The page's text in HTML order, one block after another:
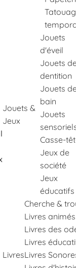
Jouets &
Jeux
Jouets
d'éveil
Jouets
dentition
Jouets
bain
Jouets
Casse-
Jeux de
société
Jeux
éducatifs
Livres
Cherche &
Livres animés
Livres des
Livres
Livres